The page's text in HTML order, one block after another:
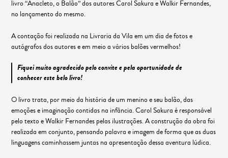
livro “Anacleto, o Balão” dos autores Carol Sakura e Walkir Fernandes,
no lançamento do mesmo.
A contação foi realizada na Livraria da Vila em um dia de fotos e
autógrafos dos autores e em meio a vários balões vermelhos!
Fiquei muito agradecido pelo convite e pela oportunidade de
conhecer este belo livro!
O livro trata, por meio da história de um menino e seu balão, das
emoções e imaginação contidas na infância. Carol Sakura é responsável
pelo texto e Walkir Fernandes pelas ilustrações. A construção da obra foi
realizada em conjunto, pensando palavra e imagem de forma que as duas
linguagens caminhassem juntas na apresentação dessa aventura lúdica.